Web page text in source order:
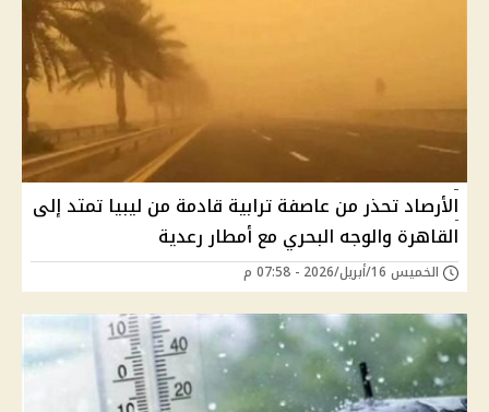
الأرصاد تحذر من عاصفة ترابية قادمة من ليبيا تمتد إلى
القاهرة والوجه البحري مع أمطار رعدية
الخميس 16/أبريل/2026 - 07:58 م